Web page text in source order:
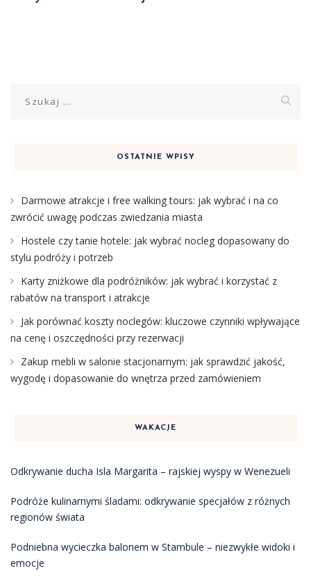
OSTATNIE WPISY
Darmowe atrakcje i free walking tours: jak wybrać i na co
zwrócić uwagę podczas zwiedzania miasta
Hostele czy tanie hotele: jak wybrać nocleg dopasowany do
stylu podróży i potrzeb
Karty zniżkowe dla podróżników: jak wybrać i korzystać z
rabatów na transport i atrakcje
Jak porównać koszty noclegów: kluczowe czynniki wpływające
na cenę i oszczędności przy rezerwacji
Zakup mebli w salonie stacjonarnym: jak sprawdzić jakość,
wygodę i dopasowanie do wnętrza przed zamówieniem
WAKACJE
Odkrywanie ducha Isla Margarita – rajskiej wyspy w Wenezueli
Podróże kulinarnymi śladami: odkrywanie specjałów z różnych
regionów świata
Podniebna wycieczka balonem w Stambule – niezwykłe widoki i
emocje